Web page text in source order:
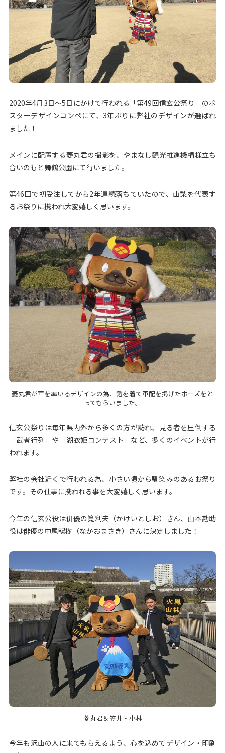
2020年4月3日～5日にかけて行われる「第49回信玄公祭り」のポ
スターデザインコンペにて、3年ぶりに弊社のデザインが選ばれ
ました！
メインに配置する菱丸君の撮影を、やまなし観光推進機構様立ち
合いのもと舞鶴公園にて行いました。
第46回で初受注してから2年連続落ちていたので、山梨を代表す
るお祭りに携われ大変嬉しく思います。
菱丸君が軍を率いるデザインの為、鎧を着て軍配を掲げたポーズをと
ってもらいました。
信玄公祭りは毎年県内外から多くの方が訪れ、見る者を圧倒する
「武者行列」や「湖衣姫コンテスト」など、多くのイベントが行
われます。
弊社の会社近くで行われる為、小さい頃から馴染みのあるお祭り
です。その仕事に携われる事を大変嬉しく思います。
今年の信玄公役は俳優の筧利夫（かけいとしお）さん、山本勘助
役は俳優の中尾暢樹（なかおまさき）さんに決定しました！
菱丸君＆笠井・小林
今年も沢山の人に来てもらえるよう、心を込めてデザイン・印刷